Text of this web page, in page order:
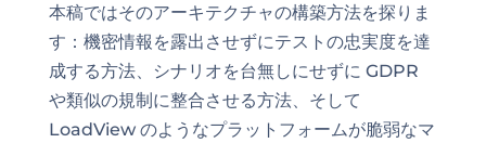
本稿ではそのアーキテクチャの構築方法を探りま
す：機密情報を露出させずにテストの忠実度を達
成する方法、シナリオを台無しにせずに GDPR
や類似の規制に整合させる方法、そして
LoadView のようなプラットフォームが脆弱なマ